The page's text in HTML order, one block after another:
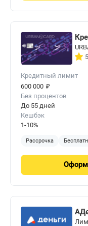
Кредитный лимит
600 000 ₽
Без процентов
До 55 дней
Кешбэк
1-10%
Рассрочка